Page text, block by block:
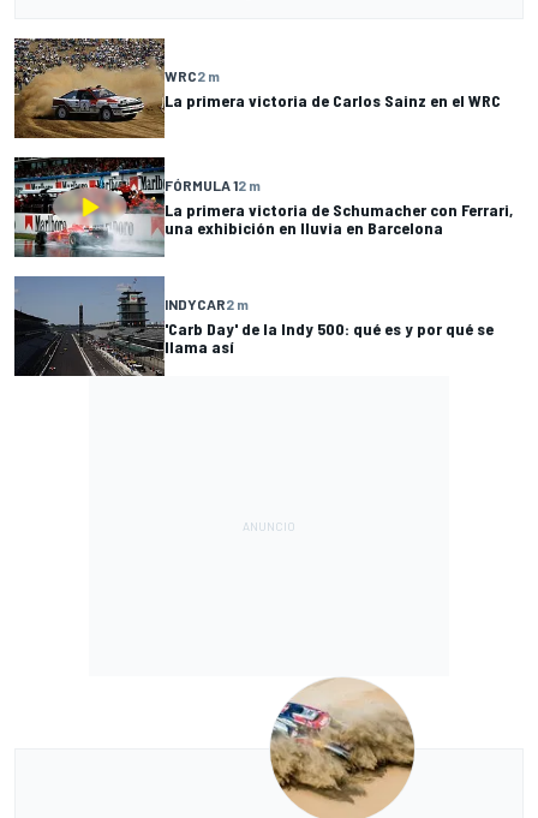
WRC2 m
La primera victoria de Carlos Sainz en el WRC
FÓRMULA 12 m
La primera victoria de Schumacher con Ferrari,
una exhibición en lluvia en Barcelona
INDYCAR2 m
'Carb Day' de la Indy 500: qué es y por qué se
llama así